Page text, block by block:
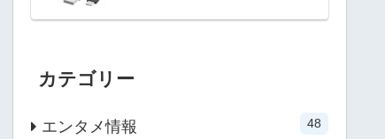
カテゴリー
エンタメ情報 48